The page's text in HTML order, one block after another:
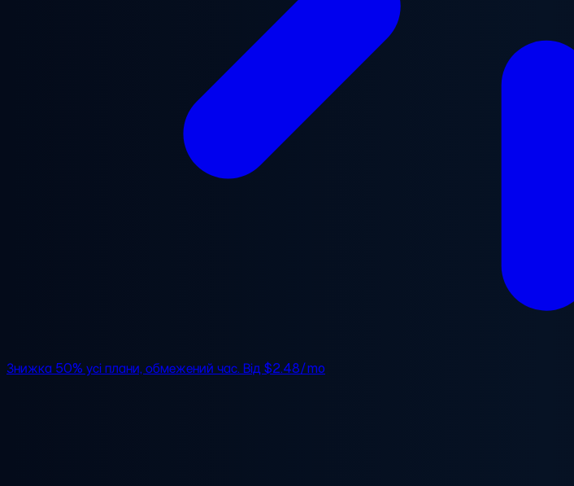
Знижка 50% усі плани, обмежений час. Від$2.48/mo